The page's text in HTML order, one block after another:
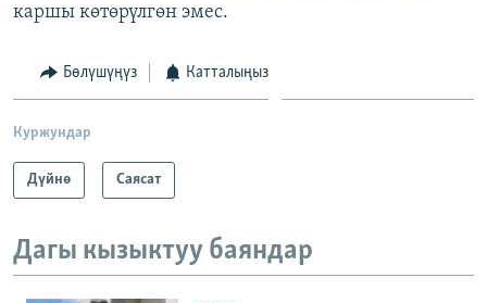
каршы көтөрүлгөн эмес.
Бөлүшүңүз Катталыңыз
Куржундар
Дүйнө Саясат
Дагы кызыктуу баяндар